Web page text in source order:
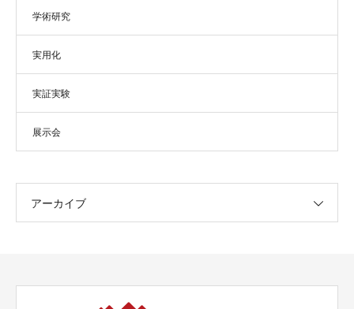
学術研究
実用化
実証実験
展示会
アーカイブ